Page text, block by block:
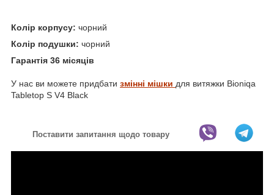
Колір корпусу: чорний
Колір подушки: чорний
Гарантія 36 місяців
У нас ви можете придбати змінні мішки для витяжки Bioniqa
Tabletop S V4 Black
Поставити запитання щодо товару